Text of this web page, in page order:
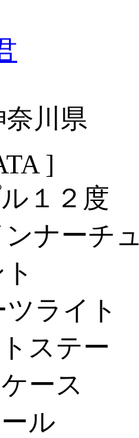
奈川県
]
１２度
ンナーチ
ライト
ステー
ース
ル